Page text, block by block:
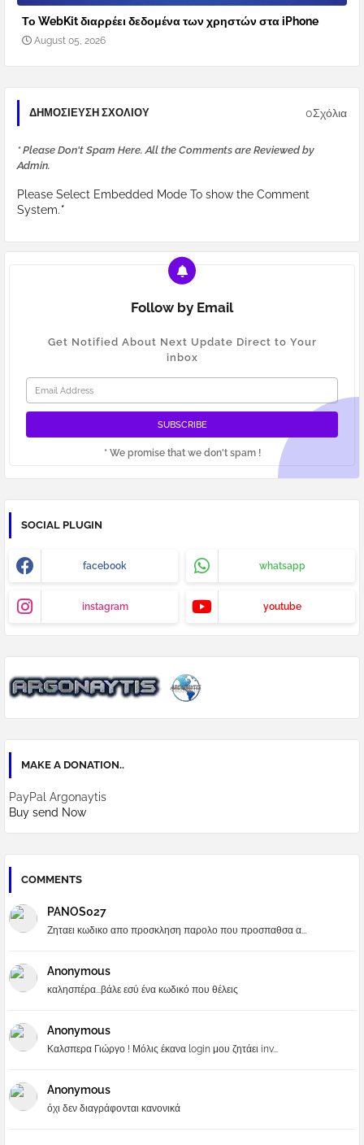
Το WebKit διαρρέει δεδομένα των χρηστών στα iPhone
August 05, 2026
ΔΗΜΟΣΊΕΥΣΗ ΣΧΟΛΊΟΥ 0Σχόλια
* Please Don't Spam Here. All the Comments are Reviewed by
Admin.
Please Select Embedded Mode To show the Comment
System.*
Follow by Email
Get Notified About Next Update Direct to Your
inbox
* We promise that we don't spam !
SOCIAL PLUGIN
facebook whatsapp
instagram youtube
MAKE A DONATION..
PayPal Argonaytis
Buy send Now
COMMENTS
PANOS027
Ζηταει κωδικο απο προσκληση παρολο που προσπαθσα α...
Anonymous
καλησπέρα...βάλε εσύ ένα κωδικό που θέλεις
Anonymous
Καλσπερα Γιώργο ! Μόλις έκανα login μου ζητάει inv...
Anonymous
όχι δεν διαγράφονται κανονικά